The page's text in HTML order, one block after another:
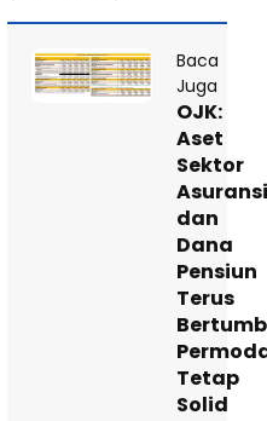
Baca
Juga
OJK:
Aset
Sektor
Asuransi
dan
Dana
Pensiun
Terus
Tetap
Solid